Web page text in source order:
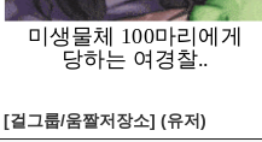
[걸그룹/움짤저장소] (유저)